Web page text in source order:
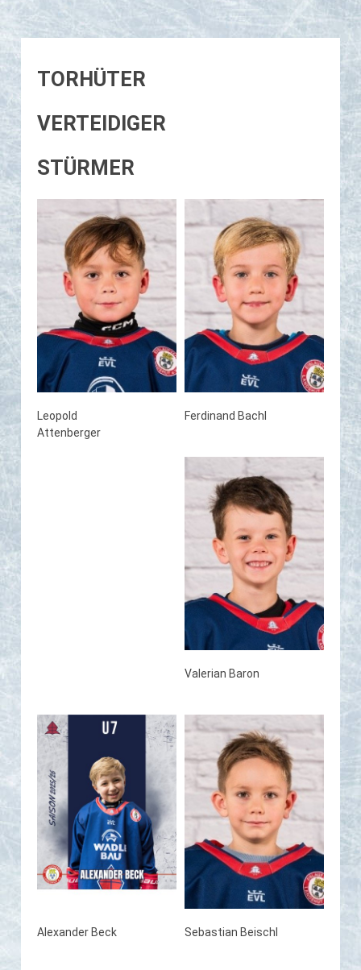
TORHÜTER
VERTEIDIGER
STÜRMER
Leopold
Attenberger
Ferdinand Bachl
Valerian Baron
Alexander Beck Sebastian Beischl